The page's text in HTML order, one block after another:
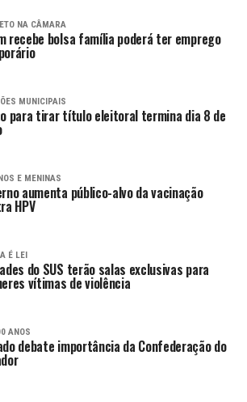
NA CÂMARA
recebe bolsa família poderá ter emprego
MUNICIPAIS
para tirar título eleitoral termina dia 8 de
E MENINAS
aumenta público-alvo da vacinação
HPV
É LEI
do SUS terão salas exclusivas para
vítimas de violência
ANOS
debate importância da Confederação do